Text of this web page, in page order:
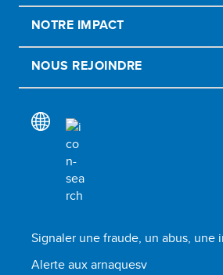
NOTRE IMPACT
NOUS REJOINDRE
Signaler une fraude, un abus, une
Alerte aux arnaquesv